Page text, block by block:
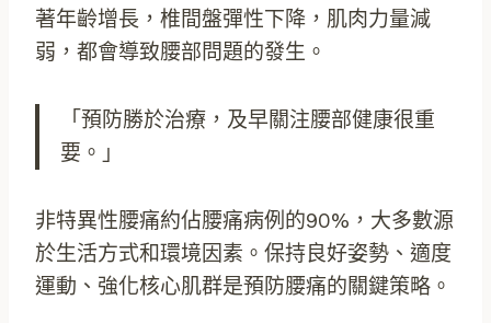
著年齡增長，椎間盤彈性下降，肌肉力量減
弱，都會導致腰部問題的發生。
「預防勝於治療，及早關注腰部健康很重
要。」
非特異性腰痛約佔腰痛病例的90%，大多數源
於生活方式和環境因素。保持良好姿勢、適度
運動、強化核心肌群是預防腰痛的關鍵策略。